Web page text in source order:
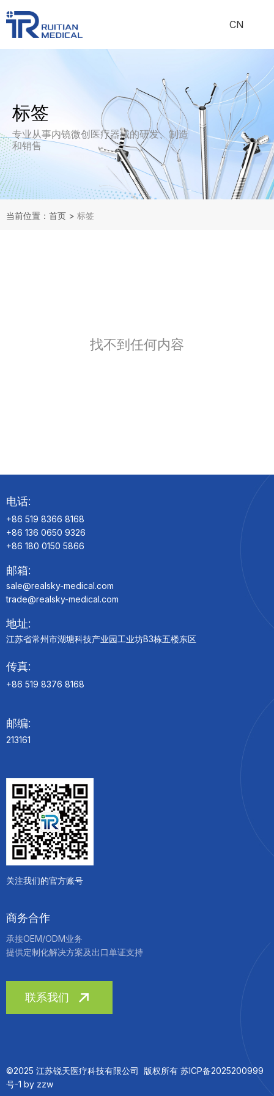
CN
标签
专业从事内镜微创医疗器械的研发、制造
和销售
当前位置：首页 > 标签
找不到任何内容
电话:
+86 519 8366 8168
+86 136 0650 9326
+86 180 0150 5866
邮箱:
sale@realsky-medical.com
trade@realsky-medical.com
地址:
江苏省常州市湖塘科技产业园工业坊B3栋五楼东区
传真:
+86 519 8376 8168
邮编:
213161
关注我们的官方账号
商务合作
承接OEM/ODM业务
提供定制化解决方案及出口单证支持
联系我们
©2025 江苏锐天医疗科技有限公司 版权所有 苏ICP备2025200999
号-1 by zzw